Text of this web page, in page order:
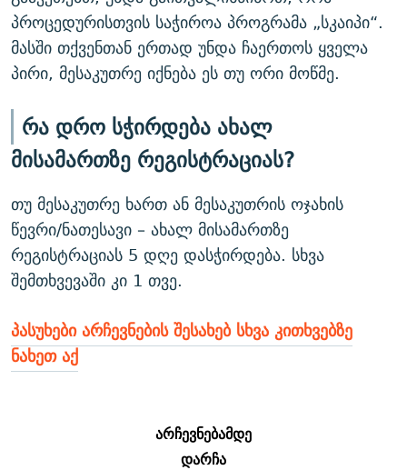
პროცედურისთვის საჭიროა პროგრამა „სკაიპი“.
მასში თქვენთან ერთად უნდა ჩაერთოს ყველა
პირი, მესაკუთრე იქნება ეს თუ ორი მოწმე.
რა დრო სჭირდება ახალ
მისამართზე რეგისტრაციას?
თუ მესაკუთრე ხართ ან მესაკუთრის ოჯახის
წევრი/ნათესავი – ახალ მისამართზე
რეგისტრაციას 5 დღე დასჭირდება. სხვა
შემთხვევაში კი 1 თვე.
პასუხები არჩევნების შესახებ სხვა კითხვებზე
ნახეთ აქ